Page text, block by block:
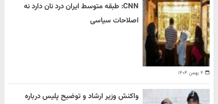
۴ بهمن ۱۴۰۴
CNN: طبقه متوسط ایران درد نان دارد نه
اصلاحات سیاسی
واکنش وزیر ارشاد و توضیح پلیس درباره